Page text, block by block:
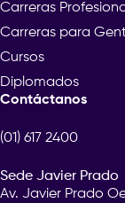
Carreras
Carreras para
Cursos
Diplomados
Contáctanos
(01) 617 2400
Sede Javier Prado
Av. Javier Prado